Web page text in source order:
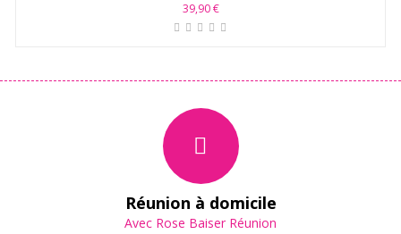
39,90 €
Réunion à domicile
Avec Rose Baiser Réunion